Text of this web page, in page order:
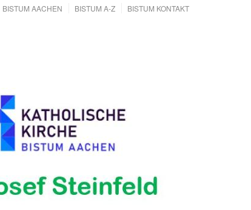
BISTUM AACHEN BISTUM A-Z BISTUM KONTAKT